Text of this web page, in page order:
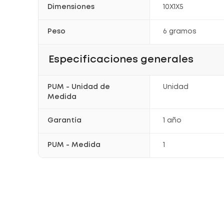
Dimensiones 10X1X5
Peso 6 gramos
Especificaciones generales
PUM - Unidad de
Medida
Unidad
Garantía 1 año
PUM - Medida 1